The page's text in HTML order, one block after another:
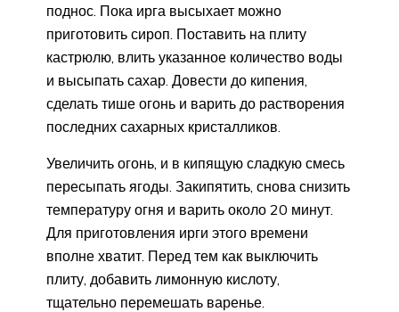
поднос. Пока ирга высыхает можно
приготовить сироп. Поставить на плиту
кастрюлю, влить указанное количество воды
и высыпать сахар. Довести до кипения,
сделать тише огонь и варить до растворения
последних сахарных кристалликов.
Увеличить огонь, и в кипящую сладкую смесь
пересыпать ягоды. Закипятить, снова снизить
температуру огня и варить около 20 минут.
Для приготовления ирги этого времени
вполне хватит. Перед тем как выключить
плиту, добавить лимонную кислоту,
тщательно перемешать варенье.